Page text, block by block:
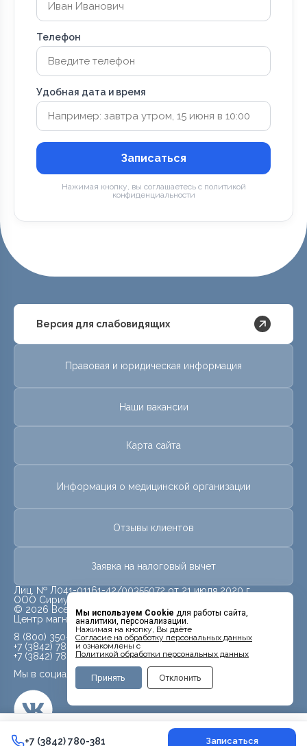
Мы используем Cookie для работы сайта,
аналитики, персонализации.
Нажимая на кнопку, Вы даёте
Cогласие на обработку персональных данных
и ознакомлены с
Политикой обработки персональных данных
Принять Отклонить
5 000 ₽ +7 (3842) 780-381
Телефон
Удобная дата и время
Записаться
Нажимая кнопку, вы соглашаетесь с политикой
конфиденциальности
Версия для слабовидящих
Правовая и юридическая информация
Наши вакансии
Карта сайта
Информация о медицинской организации
Отзывы клиентов
Заявка на налоговый вычет
Лиц. № Л041-01161-42/00355072 от 21 июля 2020 г.
ООО Сириус
© 2026 Все права защищены.
Центр магнитно-резонансной томографии «МРТ Лидер»
Мы в социальных сетях
8 (800) 350-00-59
+7 (3842) 780-381
+7 (3842) 780-388
+7 (3842) 780-381 Записаться